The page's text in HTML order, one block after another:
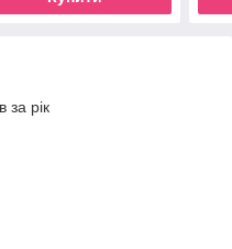
за рік